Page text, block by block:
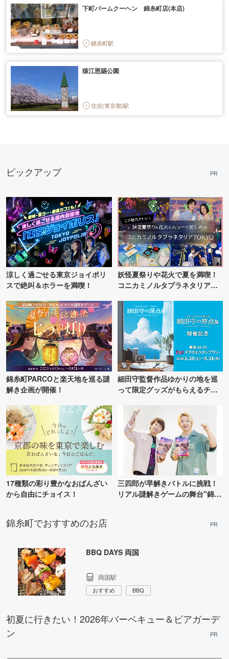
下町バームクーヘン 錦糸町店(本店)
錦糸町駅
猿江恩賜公園
住吉(東京都)駅
ピックアップ PR
涼しく過ごせる東京ジョイポリ
スで絶叫＆ホラーを満喫！
妖怪夏祭りや花火で夏を満喫！
コニカミノルタプラネタリア
錦糸町PARCOと楽天地を巡る謎
解き企画が開催！
細田守監督作品ゆかりの地を巡
って限定グッズがもらえるチャ
17種類の彩り豊かなおばんざい
から自由にチョイス！
三四郎が早解きバトルに挑戦！
リアル謎解きゲームの舞台"錦糸
錦糸町でおすすめのお店 PR
BBQ DAYS 両国
両国駅
おすすめ BBQ
初夏に行きたい！2026年バーベキュー＆ビアガーデ
ン
PR